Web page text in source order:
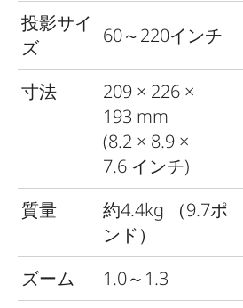
投影サイ
ズ
60～220インチ
寸法
209 × 226 ×
193 mm
(8.2 × 8.9 ×
7.6 インチ)
質量
約4.4kg （9.7ポ
ンド）
ズーム
1.0～ 1.3